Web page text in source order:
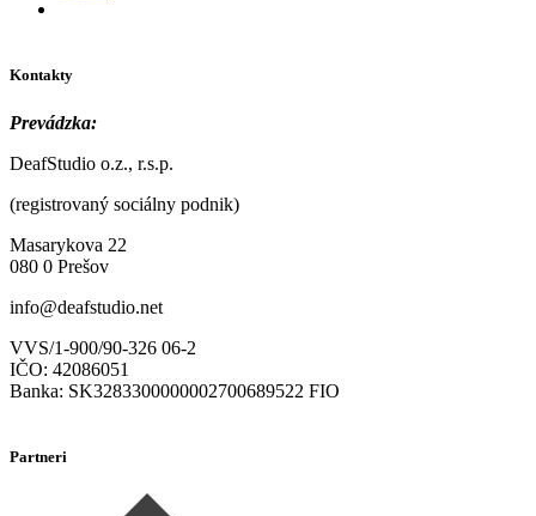
Kontakty
Prevádzka:
DeafStudio o.z., r.s.p.
(registrovaný sociálny podnik)
Masarykova 22
080 0 Prešov
info@deafstudio.net
VVS/1-900/90-326 06-2
IČO: 42086051
Banka: SK3283300000002700689522 FIO
Partneri